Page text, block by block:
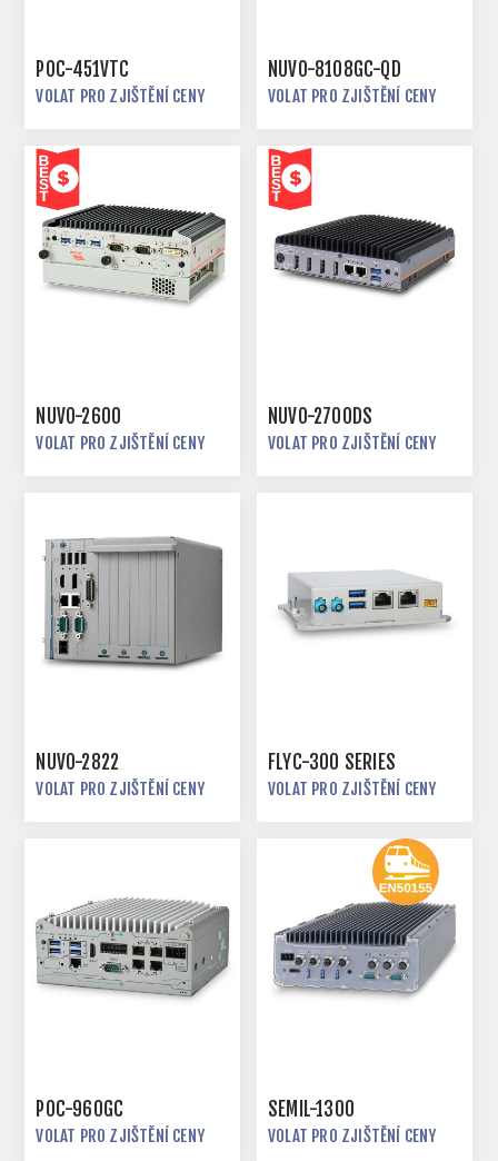
POC-451VTC
VOLAT PRO ZJIŠTĚNÍ CENY
NUVO-8108GC-QD
VOLAT PRO ZJIŠTĚNÍ CENY
NUVO-2600
VOLAT PRO ZJIŠTĚNÍ CENY
NUVO-2700DS
VOLAT PRO ZJIŠTĚNÍ CENY
NUVO-2822
VOLAT PRO ZJIŠTĚNÍ CENY
FLYC-300 SERIES
VOLAT PRO ZJIŠTĚNÍ CENY
POC-960GC
VOLAT PRO ZJIŠTĚNÍ CENY
SEMIL-1300
VOLAT PRO ZJIŠTĚNÍ CENY